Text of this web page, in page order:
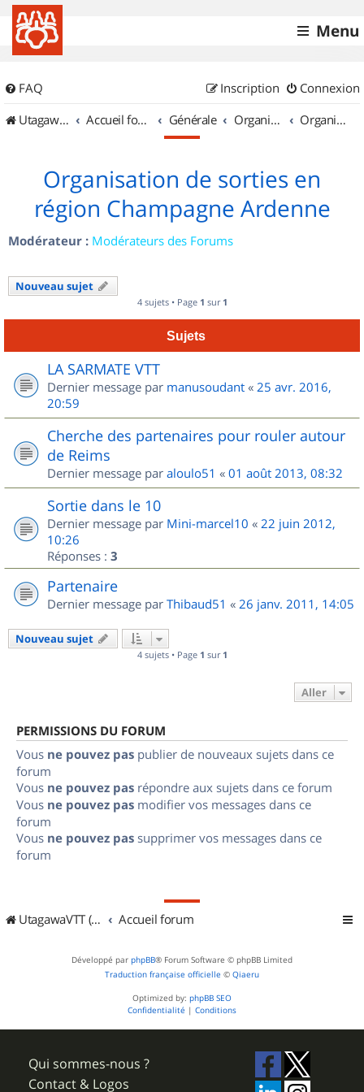
Menu
FAQ Connexion
Inscription
UtagawaVTT (Randos VTT et VTTAE avec traces GPS)
Accueil forum Générale Organisation de sorties & Recherche de partenaires Organisation de sorties en région Champagne Ardenne
Organisation de sorties en
région Champagne Ardenne
Modérateur : Modérateurs des Forums
Nouveau sujet
4 sujets • Page 1 sur 1
Sujets
LA SARMATE VTT
Dernier message par manusoudant « 25 avr. 2016,
20:59
Cherche des partenaires pour rouler autour
de Reims
Dernier message par aloulo51 « 01 août 2013, 08:32
Sortie dans le 10
Dernier message par Mini-marcel10 « 22 juin 2012,
10:26
Réponses : 3
Partenaire
Dernier message par Thibaud51 « 26 janv. 2011, 14:05
Nouveau sujet
4 sujets • Page 1 sur 1
Aller
PERMISSIONS DU FORUM
Vous ne pouvez pas publier de nouveaux sujets dans ce
forum
Vous ne pouvez pas répondre aux sujets dans ce forum
Vous ne pouvez pas modifier vos messages dans ce
forum
Vous ne pouvez pas supprimer vos messages dans ce
forum
UtagawaVTT (Randos VTT et VTTAE avec traces GPS) Accueil forum
Développé par phpBB® Forum Software © phpBB Limited
Traduction française officielle © Qiaeru
Optimized by: phpBB SEO
Confidentialité | Conditions
Qui sommes-nous ?
Contact & Logos